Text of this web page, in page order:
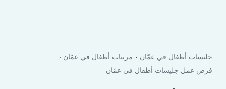
جليسات أطفال في عمّان
مربيات أطفال في عمّان
فرص عمل جليسات أطفال في عمّان